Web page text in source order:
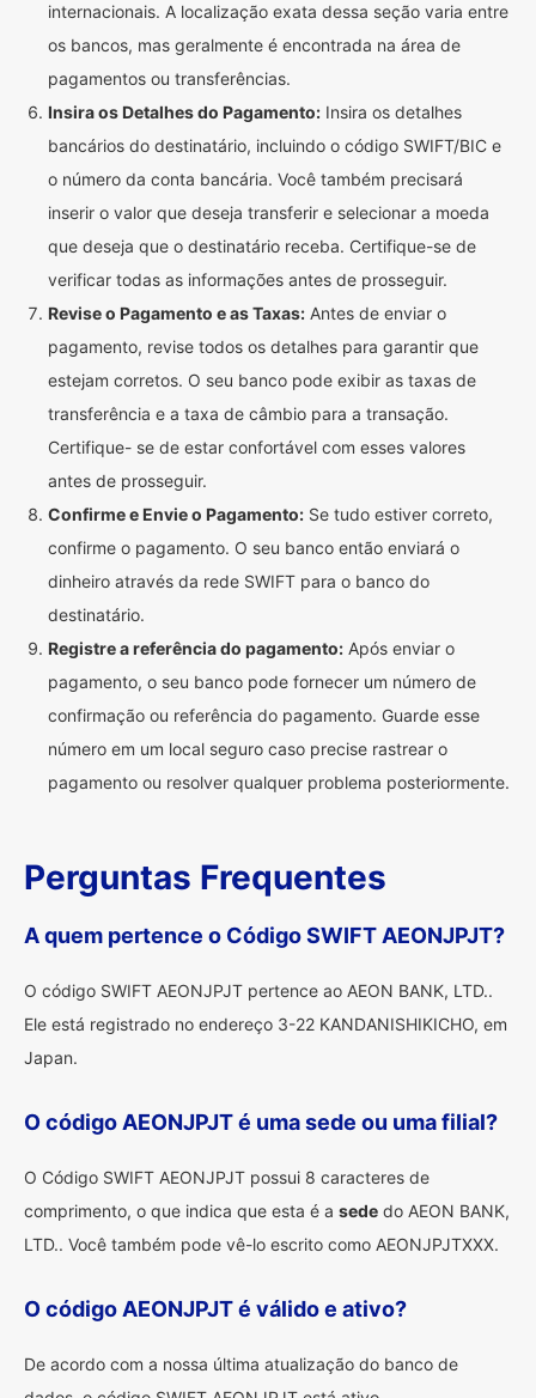
internacionais. A localização exata dessa seção varia entre
os bancos, mas geralmente é encontrada na área de
pagamentos ou transferências.
Insira os Detalhes do Pagamento: Insira os detalhes
bancários do destinatário, incluindo o código SWIFT/BIC e
o número da conta bancária. Você também precisará
inserir o valor que deseja transferir e selecionar a moeda
que deseja que o destinatário receba. Certifique-se de
verificar todas as informações antes de prosseguir.
Revise o Pagamento e as Taxas: Antes de enviar o
pagamento, revise todos os detalhes para garantir que
estejam corretos. O seu banco pode exibir as taxas de
transferência e a taxa de câmbio para a transação.
Certifique- se de estar confortável com esses valores
antes de prosseguir.
Confirme e Envie o Pagamento: Se tudo estiver correto,
confirme o pagamento. O seu banco então enviará o
dinheiro através da rede SWIFT para o banco do
destinatário.
Registre a referência do pagamento: Após enviar o
pagamento, o seu banco pode fornecer um número de
confirmação ou referência do pagamento. Guarde esse
número em um local seguro caso precise rastrear o
pagamento ou resolver qualquer problema posteriormente.
Perguntas Frequentes
A quem pertence o Código SWIFT AEONJPJT?
O código SWIFT AEONJPJT pertence ao AEON BANK, LTD..
Ele está registrado no endereço 3-22 KANDANISHIKICHO, em
Japan.
O código AEONJPJT é uma sede ou uma filial?
O Código SWIFT AEONJPJT possui 8 caracteres de
comprimento, o que indica que esta é a sede do AEON BANK,
LTD.. Você também pode vê-lo escrito como AEONJPJTXXX.
O código AEONJPJT é válido e ativo?
De acordo com a nossa última atualização do banco de